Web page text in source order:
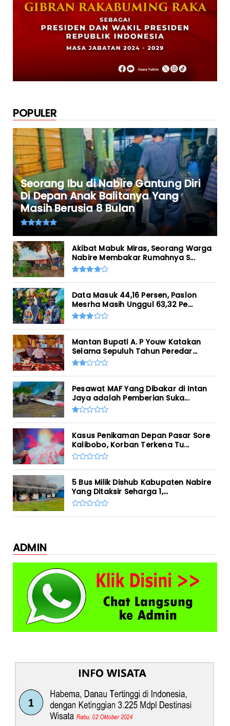
Rayakan HUT TNI ke-79. Dandim 1705
Nabire Gandeng Pelaku UMK...
October 23, 2024
POPULER
Seorang Ibu di Nabire Gantung Diri
Di Depan Anak Balitanya Yang
Masih Berusia 8 Bulan
Akibat Mabuk Miras, Seorang Warga
Nabire Membakar Rumahnya S...
Data Masuk 44,16 Persen, Paslon
Mesrha Masih Unggul 63,32 Pe...
Mantan Bupati A. P Youw Katakan
Selama Sepuluh Tahun Peredar...
Pesawat MAF Yang Dibakar di Intan
Jaya adalah Pemberian Suka...
Kasus Penikaman Depan Pasar Sore
Kalibobo, Korban Terkena Tu...
5 Bus Milik Dishub Kabupaten Nabire
Yang Ditaksir Seharga 1,...
ADMIN